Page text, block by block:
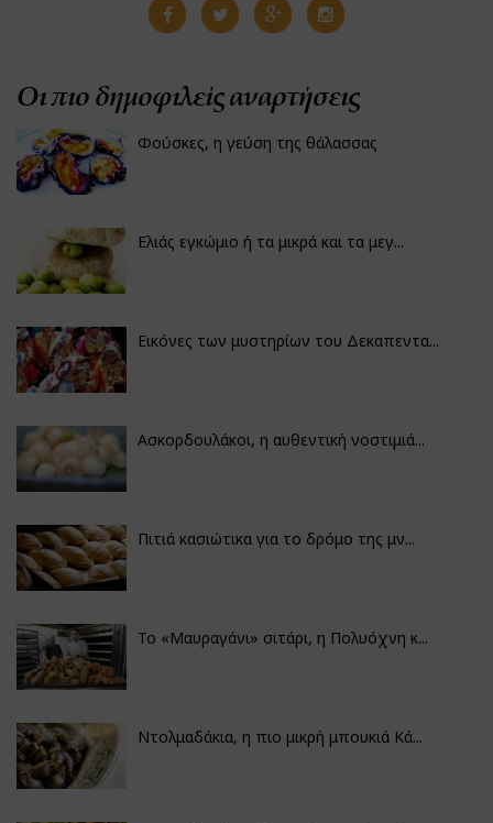
Οι πιο δημοφιλείς αναρτήσεις
Φούσκες, η γεύση της θάλασσας
Ελιάς εγκώμιο ή τα μικρά και τα μεγ...
Εικόνες των μυστηρίων του Δεκαπεντα...
Ασκορδουλάκοι, η αυθεντική νοστιμιά...
Πιτιά κασιώτικα για το δρόμο της μν...
Το «Μαυραγάνι» σιτάρι, η Πολυόχνη κ...
Ντολμαδάκια, η πιο μικρή μπουκιά Κά...